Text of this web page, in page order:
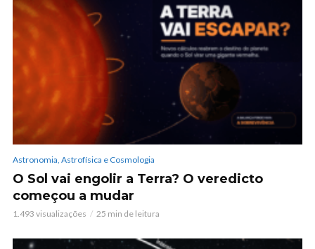
Astronomia, Astrofísica e Cosmologia
O Sol vai engolir a Terra? O veredicto
começou a mudar
1.493 visualizações 25 min de leitura